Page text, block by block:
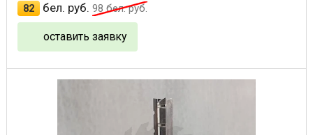
82
бел. руб. 98бел. руб.
оставить заявку